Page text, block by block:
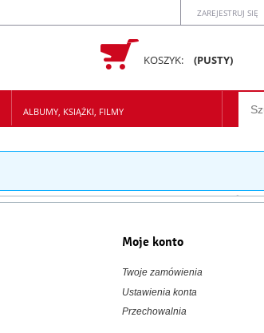
ZAREJESTRUJ SIĘ
KOSZYK: (PUSTY)
ALBUMY, KSIĄŻKI, FILMY
Moje konto
Twoje zamówienia
Ustawienia konta
Przechowalnia